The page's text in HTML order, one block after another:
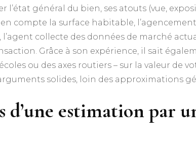
l’état général du bien, ses atouts (vue,
compte la surface habitable,
collecte des données de marché
Grâce à son expérience, il sait
ou des axes routiers – sur la valeur de
solides, loin des approximations
d’une estimation par